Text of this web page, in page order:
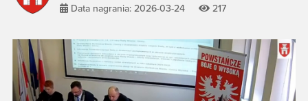
Data nagrania: 2026-03-24
217